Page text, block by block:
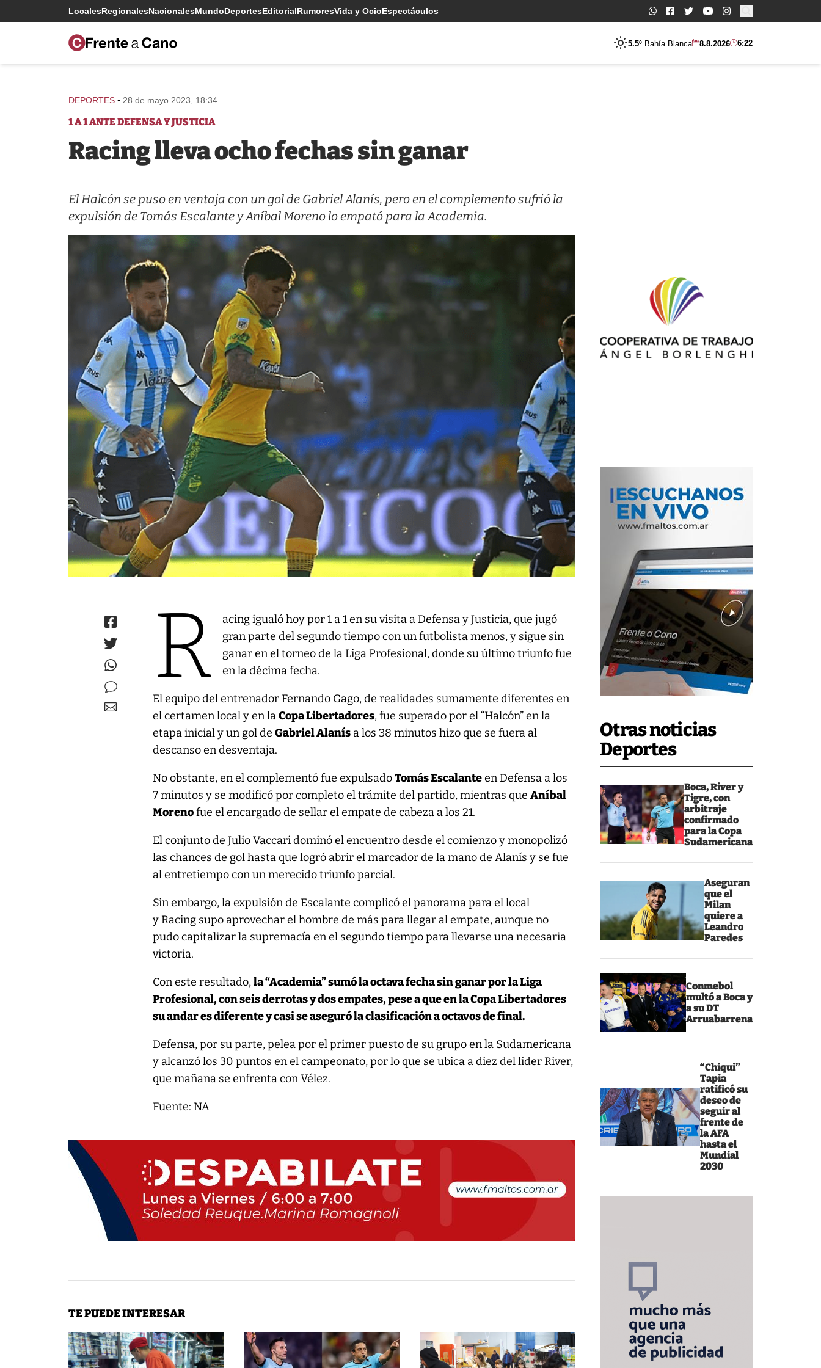
LocalesRegionalesNacionalesMundoDeportesEditorialRumoresVida y OcioEspectáculos Buscar:
5.5º Bahía Blanca 8.8.2026 6:22
Otras noticias
Deportes
Boca, River y
Tigre, con
arbitraje
confirmado
para la Copa
Sudamericana
Aseguran
que el
Milan
quiere a
Leandro
Paredes
Conmebol
multó a Boca y
a su DT
Arruabarrena
“Chiqui”
Tapia
ratificó su
deseo de
seguir al
frente de
la AFA
hasta el
Mundial
2030
DEPORTES - 28 de mayo 2023, 18:34
1 A 1 ANTE DEFENSA Y JUSTICIA
Racing lleva ocho fechas sin ganar
El Halcón se puso en ventaja con un gol de Gabriel Alanís, pero en el complemento sufrió la
expulsión de Tomás Escalante y Aníbal Moreno lo empató para la Academia.
R
acing igualó hoy por 1 a 1 en su visita a Defensa y Justicia, que jugó
gran parte del segundo tiempo con un futbolista menos, y sigue sin
ganar en el torneo de la Liga Profesional, donde su último triunfo fue
en la décima fecha.
El equipo del entrenador Fernando Gago, de realidades sumamente diferentes en
el certamen local y en laCopa Libertadores, fue superado por el “Halcón” en la
etapa inicial y un gol deGabriel Alanís a los 38 minutos hizo que se fuera al
descanso en desventaja.
No obstante, en el complementó fue expulsadoTomás Escalanteen Defensa a los
7 minutos y se modificó por completo el trámite del partido, mientras queAníbal
Morenofue el encargado de sellar el empate de cabeza a los 21.
El conjunto de Julio Vaccari dominó el encuentro desde el comienzo y monopolizó
las chances de gol hasta que logró abrir el marcador de la mano de Alanís y se fue
al entretiempo con un merecido triunfo parcial.
Sin embargo, la expulsión de Escalante complicó el panorama para el local
y Racing supo aprovechar el hombre de más para llegar al empate, aunque no
pudo capitalizar la supremacía en el segundo tiempo para llevarse una necesaria
victoria.
Con este resultado,la “Academia” sumó la octava fecha sin ganar por la Liga
Profesional, con seis derrotas y dos empates, pese a que en la Copa Libertadores
su andar es diferente y casi se aseguró la clasificación a octavos de final.
Defensa, por su parte, pelea por el primer puesto de su grupo en la Sudamericana
y alcanzó los 30 puntos en el campeonato, por lo que se ubica a diez del líder River,
que mañana se enfrenta con Vélez.
Fuente: NA
TE PUEDE INTERESAR